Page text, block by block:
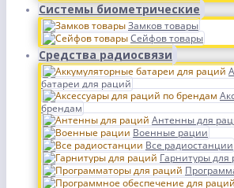
Системы биометрические
Замков товары
Сейфов товары
Средства радиосвязи
батареи для раций
брендам
Антенны для
Военные рации
Все радиостанции
Гарнитуры для